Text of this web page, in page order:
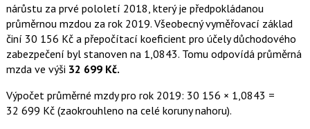
nárůstu za prvé pololetí 2018, který je předpokládanou
průměrnou mzdou za rok 2019. Všeobecný vyměřovací základ
činí 30 156 Kč a přepočítací koeficient pro účely důchodového
zabezpečení byl stanoven na 1,0843. Tomu odpovídá průměrná
mzda ve výši 32 699 Kč.
Výpočet průměrné mzdy pro rok 2019: 30 156 × 1,0843 =
32 699 Kč (zaokrouhleno na celé koruny nahoru).